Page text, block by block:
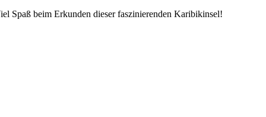
Spaß beim Erkunden dieser faszinierenden Karibikinsel!